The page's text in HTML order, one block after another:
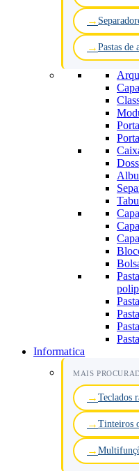
Pastas de
Informatica
MAIS
Teclados
Tinteiros